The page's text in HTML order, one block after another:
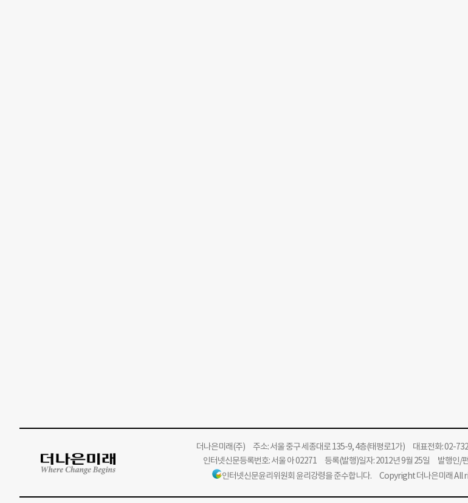
더나은미래(주)주소: 서울 중구 세종대로 135-9, 4층(태평로1가) 대표전화: 02-
인터넷신문등록번호: 서울 아 02271 등록(발행)일자: 2012년 9월 25일 발행인/
인터넷신문윤리위원회 윤리강령을 준수합니다. Copyright 더나은미래 All